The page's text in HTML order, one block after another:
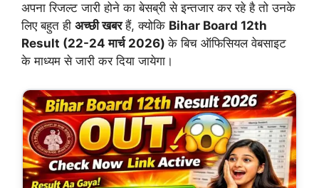
अपना रिजल्ट जारी होने का बेसब्री से इन्तजार कर रहे है तो उनके
लिए बहुत ही अच्छी खबरहैं, क्योकि Bihar Board 12th
Result (22-24 मार्च 2026)के बिच ऑफिसियल वेबसाइट
के माध्यम से जारी कर दिया जायेगा।